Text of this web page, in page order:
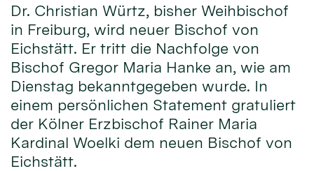
Dr. Christian Würtz, bisher Weihbischof
in Freiburg, wird neuer Bischof von
Eichstätt. Er tritt die Nachfolge von
Bischof Gregor Maria Hanke an, wie am
Dienstag bekanntgegeben wurde. In
einem persönlichen Statement gratuliert
der Kölner Erzbischof Rainer Maria
Kardinal Woelki dem neuen Bischof von
Eichstätt.